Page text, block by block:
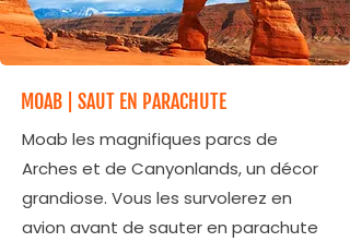
MOAB | SAUT EN PARACHUTE
Moab les magnifiques parcs de
Arches et de Canyonlands, un décor
grandiose. Vous les survolerez en
avion avant de sauter en parachute